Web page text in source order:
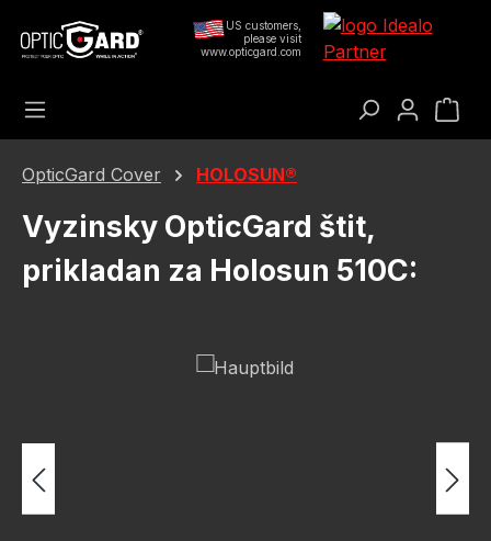
Preskoči na glavni sadržaj US customers,
please visit
www.opticgard.com
OpticGard Cover HOLOSUN®
Vyzinsky OpticGard štit,
prikladan za Holosun 510C:
Preskoči galeriju slika